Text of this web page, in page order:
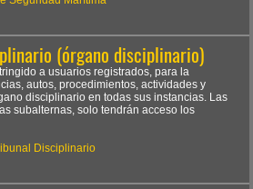
(órgano disciplinario)
a usuarios registrados, para la
autos, procedimientos, actividades y
disciplinario en todas sus instancias. Las
subalternas, solo tendrán acceso los
Disciplinario